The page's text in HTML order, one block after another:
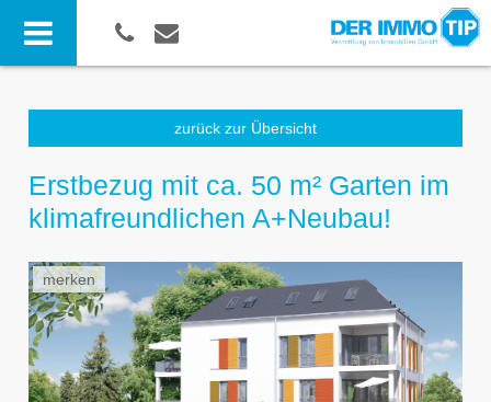
zurück zur Übersicht
Erstbezug mit ca. 50 m² Garten im
klimafreundlichen A+Neubau!
merken